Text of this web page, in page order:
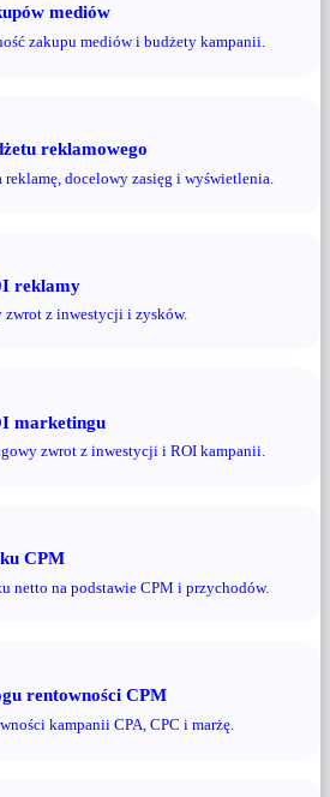
mediów
zakupu mediów i budżety kampanii.
reklamowego
docelowy zasięg i wyświetlenia.
reklamy
zwrot z inwestycji i zysków.
marketingu
zwrot z inwestycji i ROI kampanii.
CPM
netto na podstawie CPM i przychodów.
rentowności CPM
kampanii CPA, CPC i marżę.